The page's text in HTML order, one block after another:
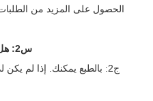
الحصول على المزيد من
س2: هل يمكنك إرسال المنتج إلى بلدي؟
ج2: بالطبع يمكنك. إذا لم